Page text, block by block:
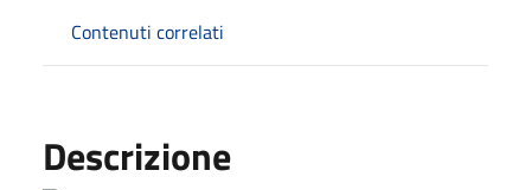
Contenuti correlati
Descrizione